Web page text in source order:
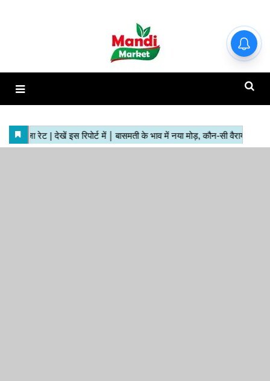
हाजिर मंडियों के ताजा रेट | देखें इस
रिपोर्ट में